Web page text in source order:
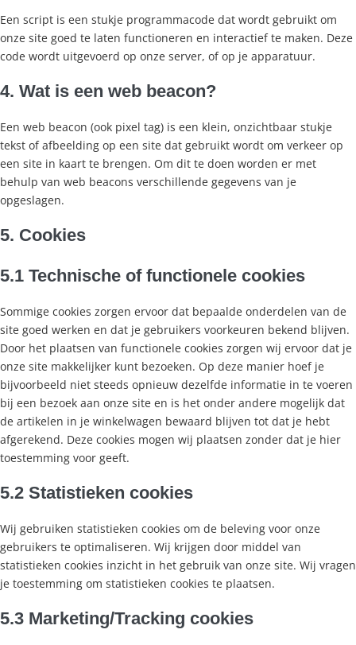
Een script is een stukje programmacode dat wordt gebruikt om
onze site goed te laten functioneren en interactief te maken. Deze
code wordt uitgevoerd op onze server, of op je apparatuur.
4. Wat is een web beacon?
Een web beacon (ook pixel tag) is een klein, onzichtbaar stukje
tekst of afbeelding op een site dat gebruikt wordt om verkeer op
een site in kaart te brengen. Om dit te doen worden er met
behulp van web beacons verschillende gegevens van je
opgeslagen.
5. Cookies
5.1 Technische of functionele cookies
Sommige cookies zorgen ervoor dat bepaalde onderdelen van de
site goed werken en dat je gebruikers voorkeuren bekend blijven.
Door het plaatsen van functionele cookies zorgen wij ervoor dat je
onze site makkelijker kunt bezoeken. Op deze manier hoef je
bijvoorbeeld niet steeds opnieuw dezelfde informatie in te voeren
bij een bezoek aan onze site en is het onder andere mogelijk dat
de artikelen in je winkelwagen bewaard blijven tot dat je hebt
afgerekend. Deze cookies mogen wij plaatsen zonder dat je hier
toestemming voor geeft.
5.2 Statistieken cookies
Wij gebruiken statistieken cookies om de beleving voor onze
gebruikers te optimaliseren. Wij krijgen door middel van
statistieken cookies inzicht in het gebruik van onze site. Wij vragen
je toestemming om statistieken cookies te plaatsen.
5.3 Marketing/Tracking cookies